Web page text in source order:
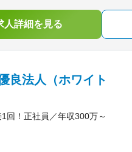
人詳細を見る
良法人（ホワイト
回！正社員／年収300万～